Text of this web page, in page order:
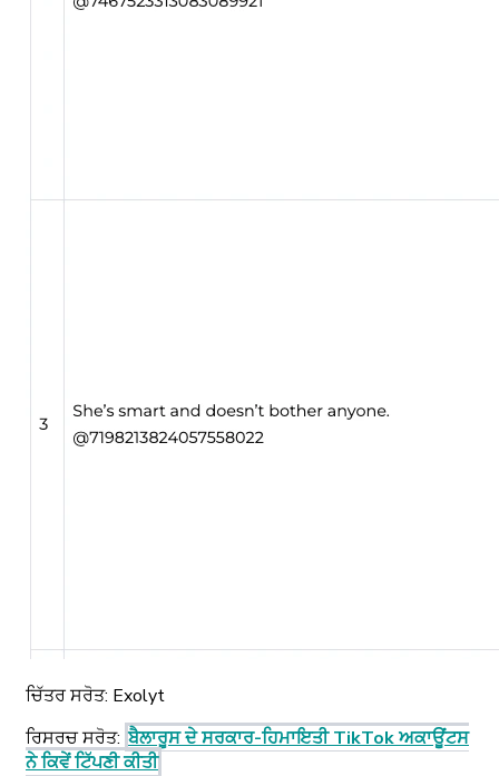
ਚਿੱਤਰ ਸਰੋਤ: Exolyt
ਰਿਸਰਚ ਸਰੋਤ: ਬੈਲਾਰੂਸ ਦੇ ਸਰਕਾਰ-ਹਿਮਾਇਤੀ TikTok ਅਕਾਊਂਟਸ
ਨੇ ਕਿਵੇਂ ਟਿੱਪਣੀ ਕੀਤੀ